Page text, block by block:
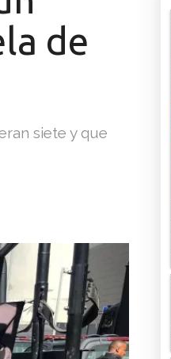
de
siete y que